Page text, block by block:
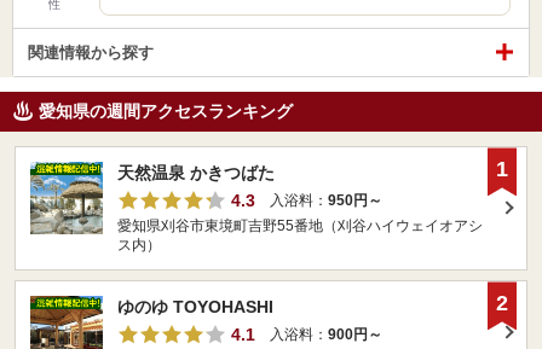
性
関連情報から探す
愛知県の週間アクセスランキング
天然温泉 かきつばた
4.3
入浴料： 950円～
愛知県刈谷市東境町吉野55番地（刈谷ハイウェイオアシ
ス内）
1
ゆのゆ TOYOHASHI
4.1
入浴料： 900円～
2